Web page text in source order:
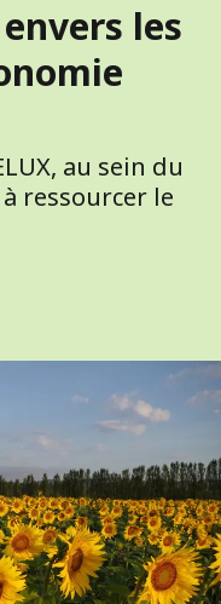
les
au sein du
ressourcer le